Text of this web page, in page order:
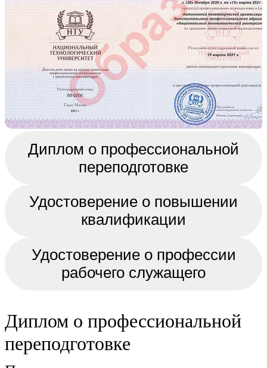
Диплом о профессиональной
переподготовке
Удостоверение о повышении
квалификации
Удостоверение о профессии
рабочего служащего
Диплом о профессиональной
переподготовке